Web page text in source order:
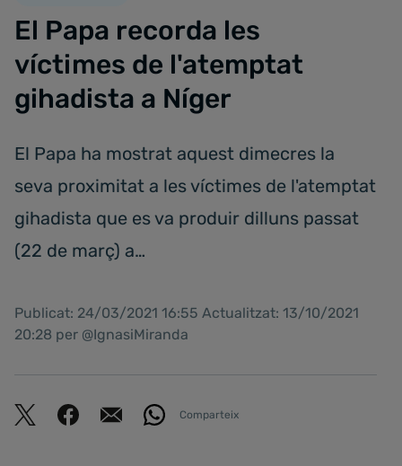
El Papa recorda les
víctimes de l'atemptat
gihadista a Níger
El Papa ha mostrat aquest dimecres la
seva proximitat a les víctimes de l'atemptat
gihadista que es va produir dilluns passat
(22 de març) a…
Publicat: 24/03/2021 16:55 Actualitzat: 13/10/2021
20:28 per @IgnasiMiranda
Comparteix